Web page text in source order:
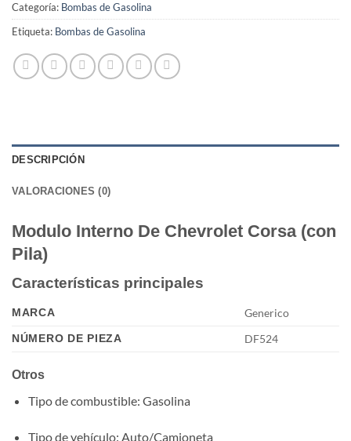
Categoría: Bombas de Gasolina
Etiqueta: Bombas de Gasolina
DESCRIPCIÓN
VALORACIONES (0)
Modulo Interno De Chevrolet Corsa (con
Pila)
Características principales
MARCA Generico
NÚMERO DE PIEZA DF524
Otros
Tipo de combustible: Gasolina
Tipo de vehículo: Auto/Camioneta